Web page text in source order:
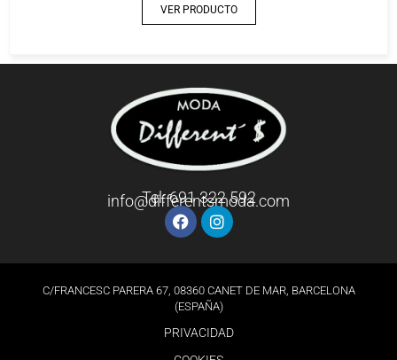
VER PRODUCTO
Tel: 691 322 592
info@differentsmoda.com
C/FRANCESC PARERA 67, 08360 CANET DE MAR, BARCELONA
(ESPAÑA)
PRIVACIDAD